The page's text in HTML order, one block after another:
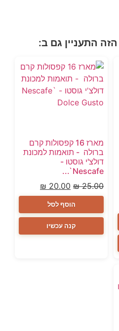
התעניין גם ב:
מארז 16 קפסולות קרם
ברולה - תואמות למכונת
דולצ'י גוסטו -
Nescafe`...
₪25.00
₪ 20.00
הוסף לסל
קנה עכשיו